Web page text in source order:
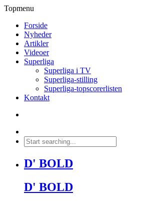
Topmenu
Forside
Nyheder
Artikler
Videoer
Superliga
Superliga i TV
Superliga-stilling
Superliga-topscorerlisten
Kontakt
D' BOLD
D' BOLD